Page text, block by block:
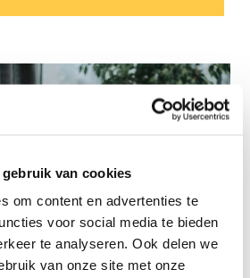
van cookies
om content en advertenties te
voor social media te bieden
te analyseren. Ook delen we
van onze site met onze